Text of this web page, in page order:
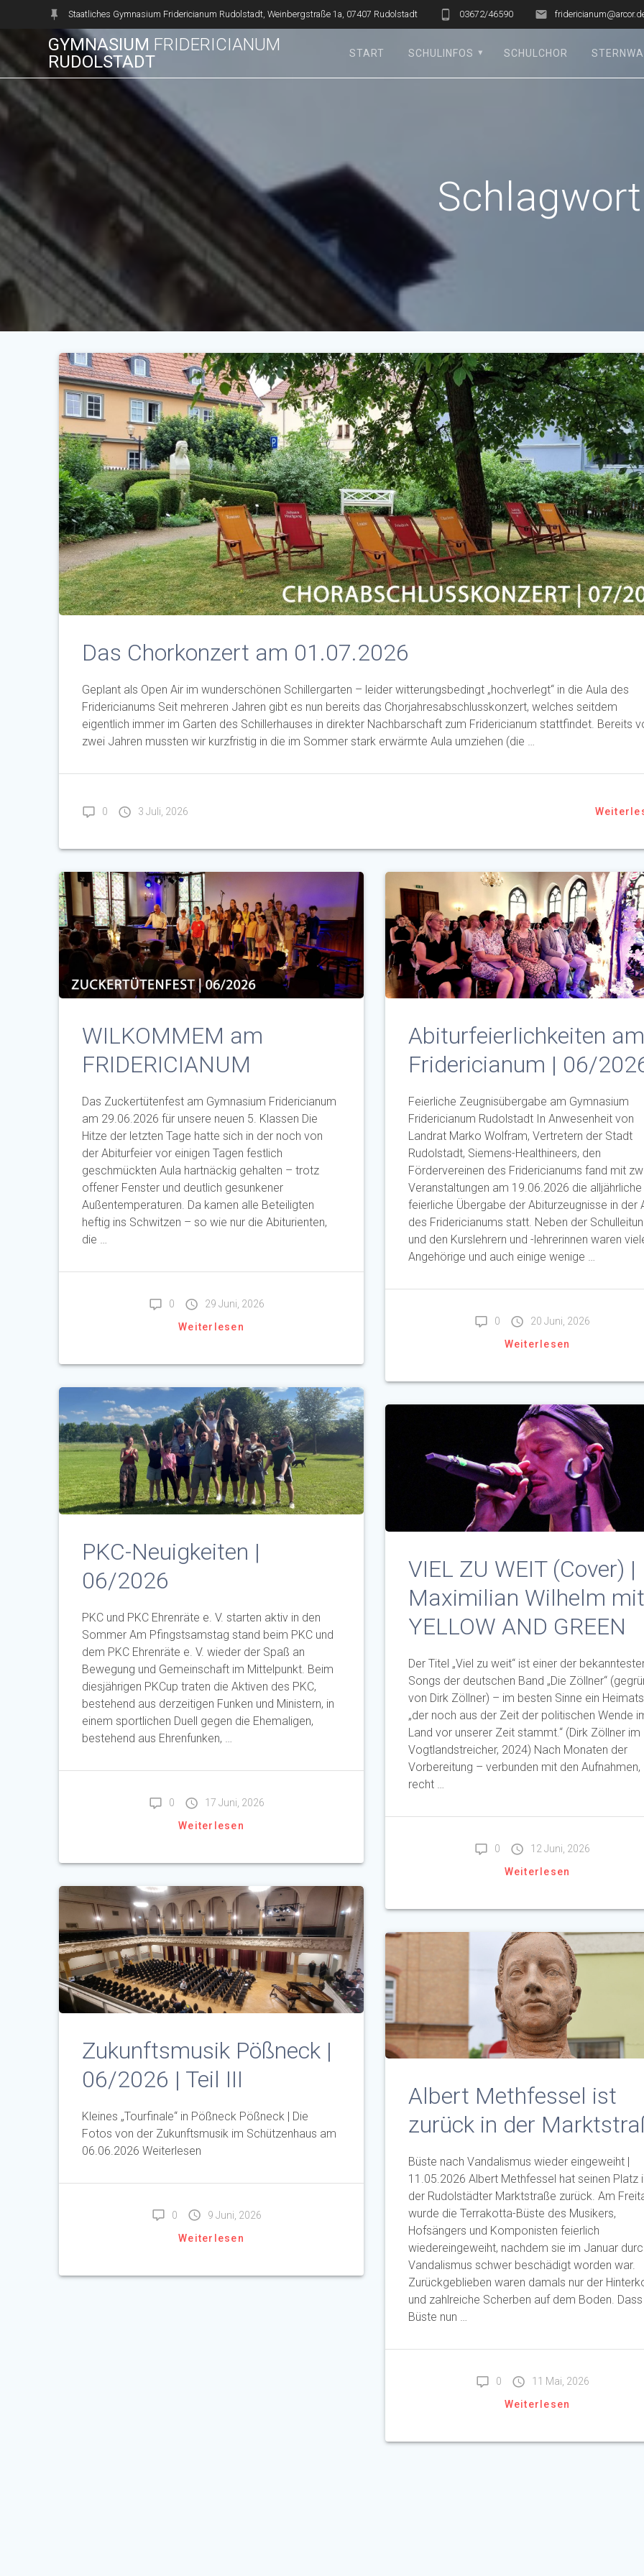
springen
Staatliches Gymnasium Fridericianum Rudolstadt, Weinbergstraße 1a, 07407 Rudolstadt 03672/46590
GYMNASIUM FRIDERICIANUM
RUDOLSTADT
START SCHULINFOS SCHULCHOR
Das Chorkonzert am 01.07.2026
Geplant als Open Air im wunderschönen Schillergarten – leider witterungsbedingt „hochverlegt“ in die Aula des
Fridericianums Seit mehreren Jahren gibt es nun bereits das Chorjahresabschlusskonzert, welches seitdem
eigentlich immer im Garten des Schillerhauses in direkter Nachbarschaft zum Fridericianum stattfindet. Bereits
zwei Jahren mussten wir kurzfristig in die im Sommer stark erwärmte Aula umziehen (die …
0 3 Juli, 2026
WILKOMMEM am
FRIDERICIANUM
Das Zuckertütenfest am Gymnasium Fridericianum
am 29.06.2026 für unsere neuen 5. Klassen Die
Hitze der letzten Tage hatte sich in der noch von
der Abiturfeier vor einigen Tagen festlich
geschmückten Aula hartnäckig gehalten – trotz
offener Fenster und deutlich gesunkener
Außentemperaturen. Da kamen alle Beteiligten
heftig ins Schwitzen – so wie nur die Abiturienten,
die …
0
29 Juni, 2026
Weiterlesen
Abiturfeierlichkeiten am
Fridericianum | 06/
Feierliche Zeugnisübergabe am Gymnasium
Fridericianum Rudolstadt In Anwesenheit von
Landrat Marko Wolfram, Vertretern der Stadt
Rudolstadt, Siemens-Healthineers, den
Fördervereinen des Fridericianums fand mit
Veranstaltungen am 19.06.2026 die alljährliche
feierliche Übergabe der Abiturzeugnisse in der
des Fridericianums statt. Neben der
und den Kurslehrern und -lehrerinnen waren
Angehörige und auch einige wenige …
0
20 Juni, 2026
Weiterlesen
PKC-Neuigkeiten |
06/2026
PKC und PKC Ehrenräte e. V. starten aktiv in den
Sommer Am Pfingstsamstag stand beim PKC und
dem PKC Ehrenräte e. V. wieder der Spaß an
Bewegung und Gemeinschaft im Mittelpunkt. Beim
diesjährigen PKCup traten die Aktiven des PKC,
bestehend aus derzeitigen Funken und Ministern, in
einem sportlichen Duell gegen die Ehemaligen,
bestehend aus Ehrenfunken, …
0
17 Juni, 2026
Weiterlesen
VIEL ZU WEIT (Cover) |
Maximilian Wilhelm mit
YELLOW AND GREEN
Der Titel „Viel zu weit“ ist einer der
Songs der deutschen Band „Die Zöllner“
von Dirk Zöllner) – im besten Sinne ein
„der noch aus der Zeit der politischen Wende
Land vor unserer Zeit stammt.“ (Dirk Zöllner im
Vogtlandstreicher, 2024) Nach Monaten der
Vorbereitung – verbunden mit den Aufnahmen,
recht …
0
12 Juni, 2026
Weiterlesen
Zukunftsmusik Pößneck |
06/2026 | Teil III
Kleines „Tourfinale“ in Pößneck Pößneck | Die
Fotos von der Zukunftsmusik im Schützenhaus am
06.06.2026 Weiterlesen
0
9 Juni, 2026
Weiterlesen
Albert Methfessel ist
zurück in der
Büste nach Vandalismus wieder eingeweiht |
11.05.2026 Albert Methfessel hat seinen Platz
der Rudolstädter Marktstraße zurück. Am
wurde die Terrakotta-Büste des Musikers,
Hofsängers und Komponisten feierlich
wiedereingeweiht, nachdem sie im Januar
Vandalismus schwer beschädigt worden war.
Zurückgeblieben waren damals nur der
und zahlreiche Scherben auf dem Boden.
Büste nun …
0
11 Mai, 2026
Weiterlesen